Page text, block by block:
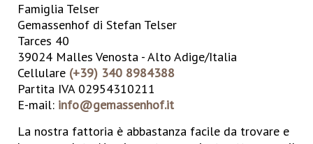
Famiglia Telser
Gemassenhof di Stefan Telser
Tarces 40
39024 Malles Venosta - Alto Adige/Italia
Cellulare (+39) 340 8984388
Partita IVA 02954310211
E-mail: info@gemassenhof.it
La nostra fattoria è abbastanza facile da trovare e